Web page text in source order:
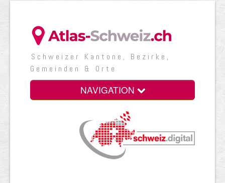
Schweizer Kantone, Bezirke,
Gemeinden & Orte
NAVIGATION